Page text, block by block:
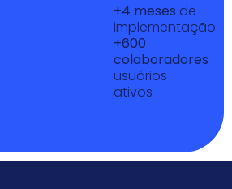
+4 meses de
implementação
+600
colaboradores
usuários
ativos